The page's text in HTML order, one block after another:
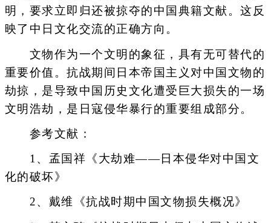
明，要求立即归还被掠夺的中国典籍文献。这反
映了中日文化交流的正确方向。
文物作为一个文明的象征，具有无可替代的
重要价值。抗战期间日本帝国主义对中国文物的
劫掠，是导致中国历史文化遭受巨大损失的一场
文明浩劫，是日寇侵华暴行的重要组成部分。
参考文献：
1、孟国祥《大劫难——日本侵华对中国文
化的破坏》
2、戴维《抗战时期中国文物损失概况》